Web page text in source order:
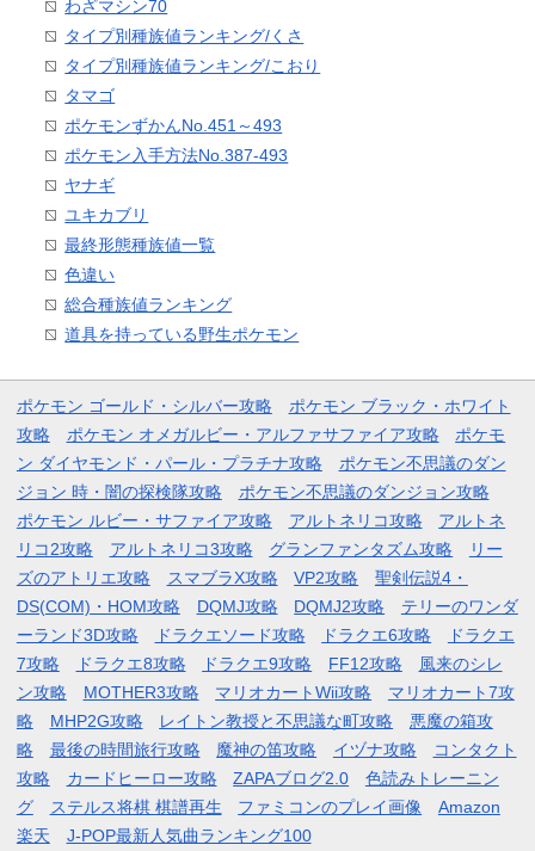
わざマシン70
タイプ別種族値ランキング/くさ
タイプ別種族値ランキング/こおり
タマゴ
ポケモンずかんNo.451～493
ポケモン入手方法No.387-493
ヤナギ
ユキカブリ
最終形態種族値一覧
色違い
総合種族値ランキング
道具を持っている野生ポケモン
ポケモン ゴールド・シルバー攻略
ポケモン ブラック・ホワイト
攻略
ポケモン オメガルビー・アルファサファイア攻略
ポケモ
ン ダイヤモンド・パール・プラチナ攻略
ポケモン不思議のダン
ジョン 時・闇の探検隊攻略
ポケモン不思議のダンジョン攻略
ポケモン ルビー・サファイア攻略
アルトネリコ攻略
アルトネ
リコ2攻略
アルトネリコ3攻略 グランファンタズム攻略
リー
ズのアトリエ攻略
スマブラX攻略 VP2攻略
聖剣伝説4・
DS(COM)・HOM攻略
DQMJ攻略 DQMJ2攻略
テリーのワンダ
ーランド3D攻略
ドラクエソード攻略 ドラクエ6攻略
ドラクエ
7攻略
ドラクエ8攻略 ドラクエ9攻略 FF12攻略
風来のシレ
ン攻略
MOTHER3攻略 マリオカートWii攻略
マリオカート7攻
略
MHP2G攻略 レイトン教授と不思議な町攻略
悪魔の箱攻
略
最後の時間旅行攻略 魔神の笛攻略 イヅナ攻略
コンタクト
攻略
カードヒーロー攻略 ZAPAブログ2.0
色読みトレーニン
グ
ステルス将棋 棋譜再生 ファミコンのプレイ画像
Amazon
楽天
J-POP最新人気曲ランキング100